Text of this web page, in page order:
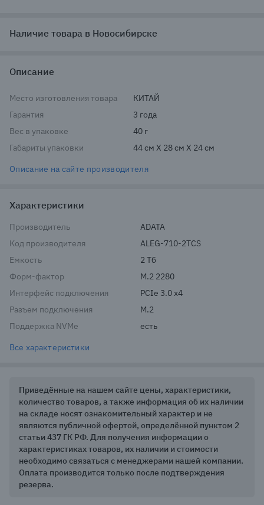
Наличие товара в Новосибирске
Описание
Место изготовления товара
КИТАЙ
Гарантия
3 года
Вес в упаковке
40 г
Габариты упаковки
44 см X 28 см X 24 см
Описание на сайте производителя
Характеристики
Производитель
ADATA
Код производителя
ALEG-710-2TCS
Емкость
2 Тб
Форм-фактор
M.2 2280
Интерфейс подключения
PCIe 3.0 x4
Разъем подключения
M.2
Поддержка NVMe
есть
Все характеристики
Приведённые на нашем сайте цены, характеристики,
количество товаров, а также информация об их наличии
на складе носят ознакомительный характер и не
являются публичной офертой, определённой пунктом 2
статьи 437 ГК РФ. Для получения информации о
характеристиках товаров, их наличии и стоимости
необходимо связаться с менеджерами нашей компании.
Оплата производится только после подтверждения
резерва.